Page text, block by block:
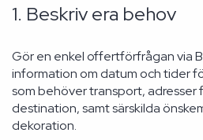
1. Beskriv era behov
Gör en enkel offertförfrågan via
information om datum och tider
som behöver transport, adresser
destination, samt särskilda
dekoration.